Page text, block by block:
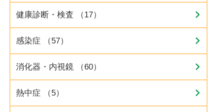
健康診断・検査 （17）
感染症 （57）
消化器・内視鏡 （60）
熱中症 （5）